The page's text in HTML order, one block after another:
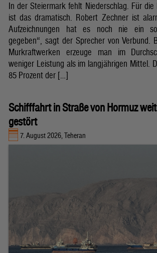
In der Steiermark fehlt Niederschlag. Für die
ist das dramatisch. Robert Zechner ist
Aufzeichnungen hat es noch nie ein
gegeben“, sagt der Sprecher von Verbund.
Murkraftwerken erzeuge man im
weniger Leistung als im langjährigen Mittel.
85 Prozent der […]
Schifffahrt in Straße von Hormuz
gestört
7. August 2026, Teheran